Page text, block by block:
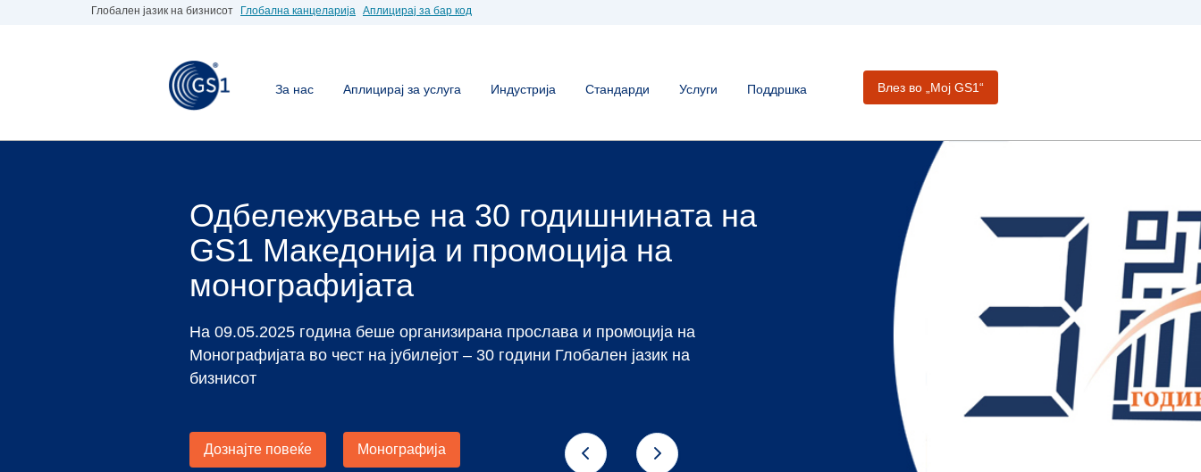
Глобален јазик на бизнисот Глобална канцеларија Аплицирај за бар код
За нас Аплицирај за услуга Индустрија Стандарди Услуги Поддршка Влез во „Moj GS1“
Станете членка во
GS1 Македонија
Доколку Вие е потребен бар код, тогаш сте на
вистинското место.
Аплицирај за бар код